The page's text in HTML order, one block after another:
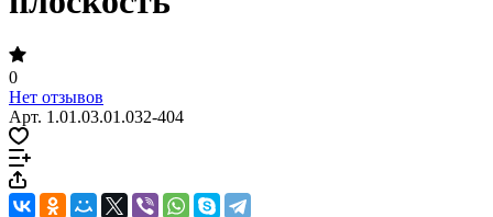
0
Нет отзывов
Арт. 1.01.03.01.032-404